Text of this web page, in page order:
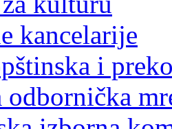
kancelarije
i
odbornička